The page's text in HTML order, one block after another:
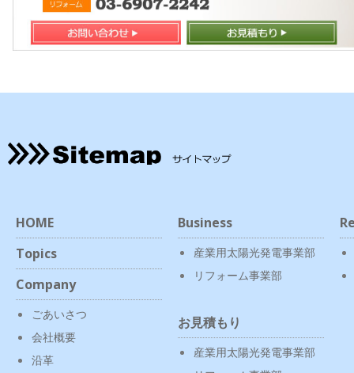
HOME
Topics
Company
ごあいさつ
会社概要
沿革
Business
産業用太陽光発電事業部
リフォーム事業部
お見積もり
産業用太陽光発電事業部